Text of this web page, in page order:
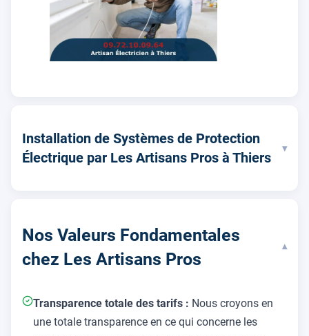
Installation de Systèmes de Protection
Électrique par Les Artisans Pros à Thiers
▾
Nos Valeurs Fondamentales
chez Les Artisans Pros
▾
Transparence totale des tarifs : Nous croyons en
une totale transparence en ce qui concerne les